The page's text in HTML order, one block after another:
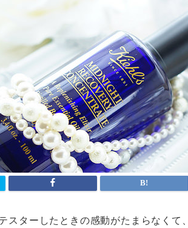
スターしたときの感動がたまらなくて、